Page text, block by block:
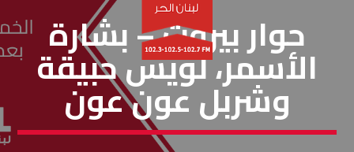
حوار بيروت
حوار بيروت – بشارة
الأسمر، لويس حبيقة
وشربل عون عون